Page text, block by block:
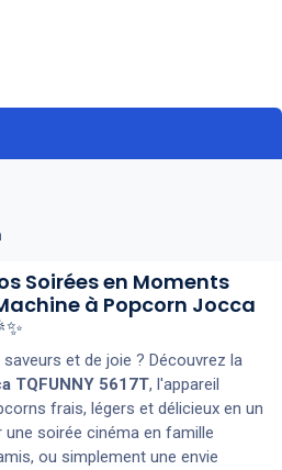
Soirées en Moments
à Popcorn Jocca
et de joie ? Découvrez la
TQFUNNY 5617T, l'appareil
frais, légers et délicieux en un
soirée cinéma en famille
ou simplement une envie